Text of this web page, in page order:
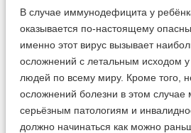
В случае иммунодефицита у
оказывается по-настоящему
именно этот вирус вызывает
осложнений с летальным исходом
людей по всему миру. Кроме того,
осложнений болезни в этом случае
серьёзным патологиям и
должно начинаться как можно